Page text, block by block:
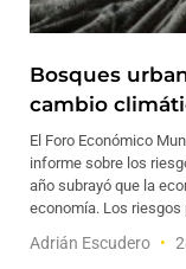
Bosques
cambio
El Foro Económico
informe sobre los
año subrayó que la
economía. Los
Adrián Escudero